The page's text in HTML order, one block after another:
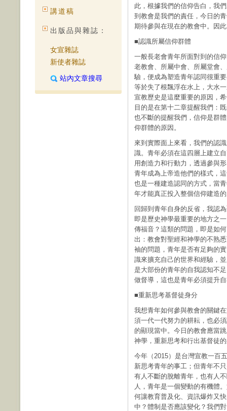
講道稿
出版品與雜誌：
女宣雜誌
新使者雜誌
站內文章搜尋
此，根據我們的信仰告白，我
到教會是我們的責任，今日的
期待參與在現在的教會中。因
■認識所屬信仰群體
一般長老會青年所面對到的信
老教會、所屬中會、所屬堂會
驗，便成為塑造青年認同很重
等於失了根飄浮在水上，大水
宣教歷史是這麼重要的原因，
目的是在第十二章提醒我們：
也不斷的提醒我們，信仰是群
仰群體的原因。
來到實際面上來看，我們的認
識。青年必須在這四層上建立
用創造力和行動力，透過參與
青年成為上帝造他們的樣式，
也是一種建造認同的方式，當
年才能真正投入整個信仰建造
回歸到青年自身的反省，我認
即是歷史神學最重要的地方之
傳福音？這類的問題，即是如
出：教會對聖經和神學的不熟
袖的問題，青年是否有足夠的
識來擴充自己的世界和經驗，
是大部份的青年的自我認知不
做督導，這也是青年必須提升
■重新思考基督徒身分
我想青年如何參與教會的關鍵
須一代一代努力的耕耘，也必
的顯現當中。今日的教會應當
神學，重新思考和行出基督徒
今年（2015）是台灣宣教一百
新思考青年的事工；但青年不
有人不斷的脫離青年，也有人
人，青年是一個變動的有機體
何讓教育普及化、資訊爆炸又
中？體制是否應該變化？我們